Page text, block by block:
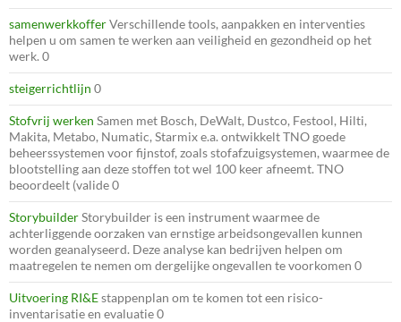
samenwerkkofferVerschillende tools, aanpakken en interventies
helpen u om samen te werken aan veiligheid en gezondheid op het
werk. 0
steigerrichtlijn 0
Stofvrij werken Samen met Bosch, DeWalt, Dustco, Festool, Hilti,
Makita, Metabo, Numatic, Starmix e.a. ontwikkelt TNO goede
beheerssystemen voor fijnstof, zoals stofafzuigsystemen, waarmee de
blootstelling aan deze stoffen tot wel 100 keer afneemt. TNO
beoordeelt (valide 0
StorybuilderStorybuilder is een instrument waarmee de
achterliggende oorzaken van ernstige arbeidsongevallen kunnen
worden geanalyseerd. Deze analyse kan bedrijven helpen om
maatregelen te nemen om dergelijke ongevallen te voorkomen 0
Uitvoering RI&Estappenplan om te komen tot een risico-
inventarisatie en evaluatie 0